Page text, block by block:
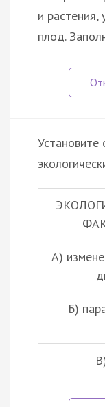
и растения,
плод.
Установите
А)
Б)